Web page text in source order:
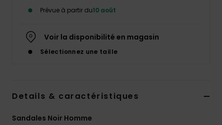
Prévue à partir du10 août
Voir la disponibilité en magasin
Sélectionnez une taille
Details & caractéristiques
Sandales Noir Homme